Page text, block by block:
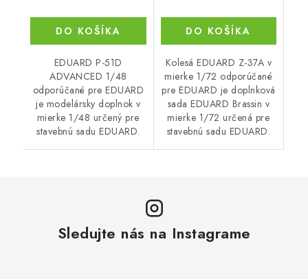
DO KOŠÍKA
EDUARD P-51D
ADVANCED 1/48
odporúčané pre EDUARD
je modelársky doplnok v
mierke 1/48 určený pre
stavebnú sadu EDUARD.
DO KOŠÍKA
Kolesá EDUARD Z-37A v
mierke 1/72 odporúčané
pre EDUARD je doplnková
sada EDUARD Brassin v
mierke 1/72 určená pre
stavebnú sadu EDUARD.
Sledujte nás na Instagrame